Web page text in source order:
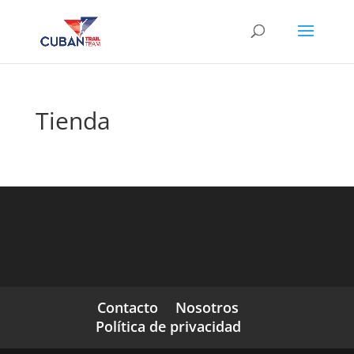
Tienda
Contacto
Nosotros
Política de privacidad